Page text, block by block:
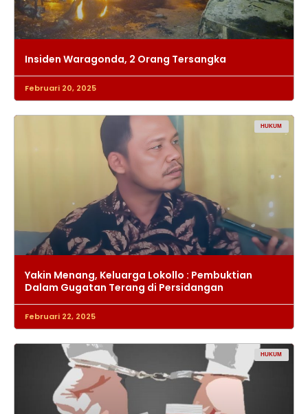
Insiden Waragonda, 2 Orang Tersangka
Februari 20, 2025
HUKUM
Yakin Menang, Keluarga Lokollo : Pembuktian
Dalam Gugatan Terang di Persidangan
Februari 22, 2025
HUKUM